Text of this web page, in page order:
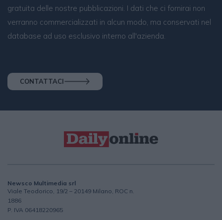
gratuita delle nostre pubblicazioni. I dati che ci fornirai non
verranno commercializzati in alcun modo, ma conservati nel
database ad uso esclusivo interno all'azienda.
CONTATTACI
Newsco Multimedia srl
Viale Teodorico, 19/2 – 20149 Milano, ROC n.
1886
P. IVA 06418220965